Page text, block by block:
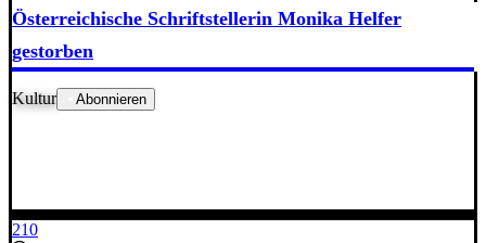
Österreichische Schriftstellerin Monika Helfer
gestorben
Kultur Abonnieren
210